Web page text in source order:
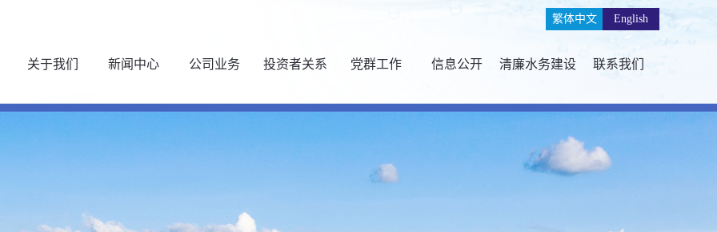
繁体中文 English
关于我们 新闻中心 公司业务 投资者关系 党群工作 信息公开 清廉水务建设 联系我们